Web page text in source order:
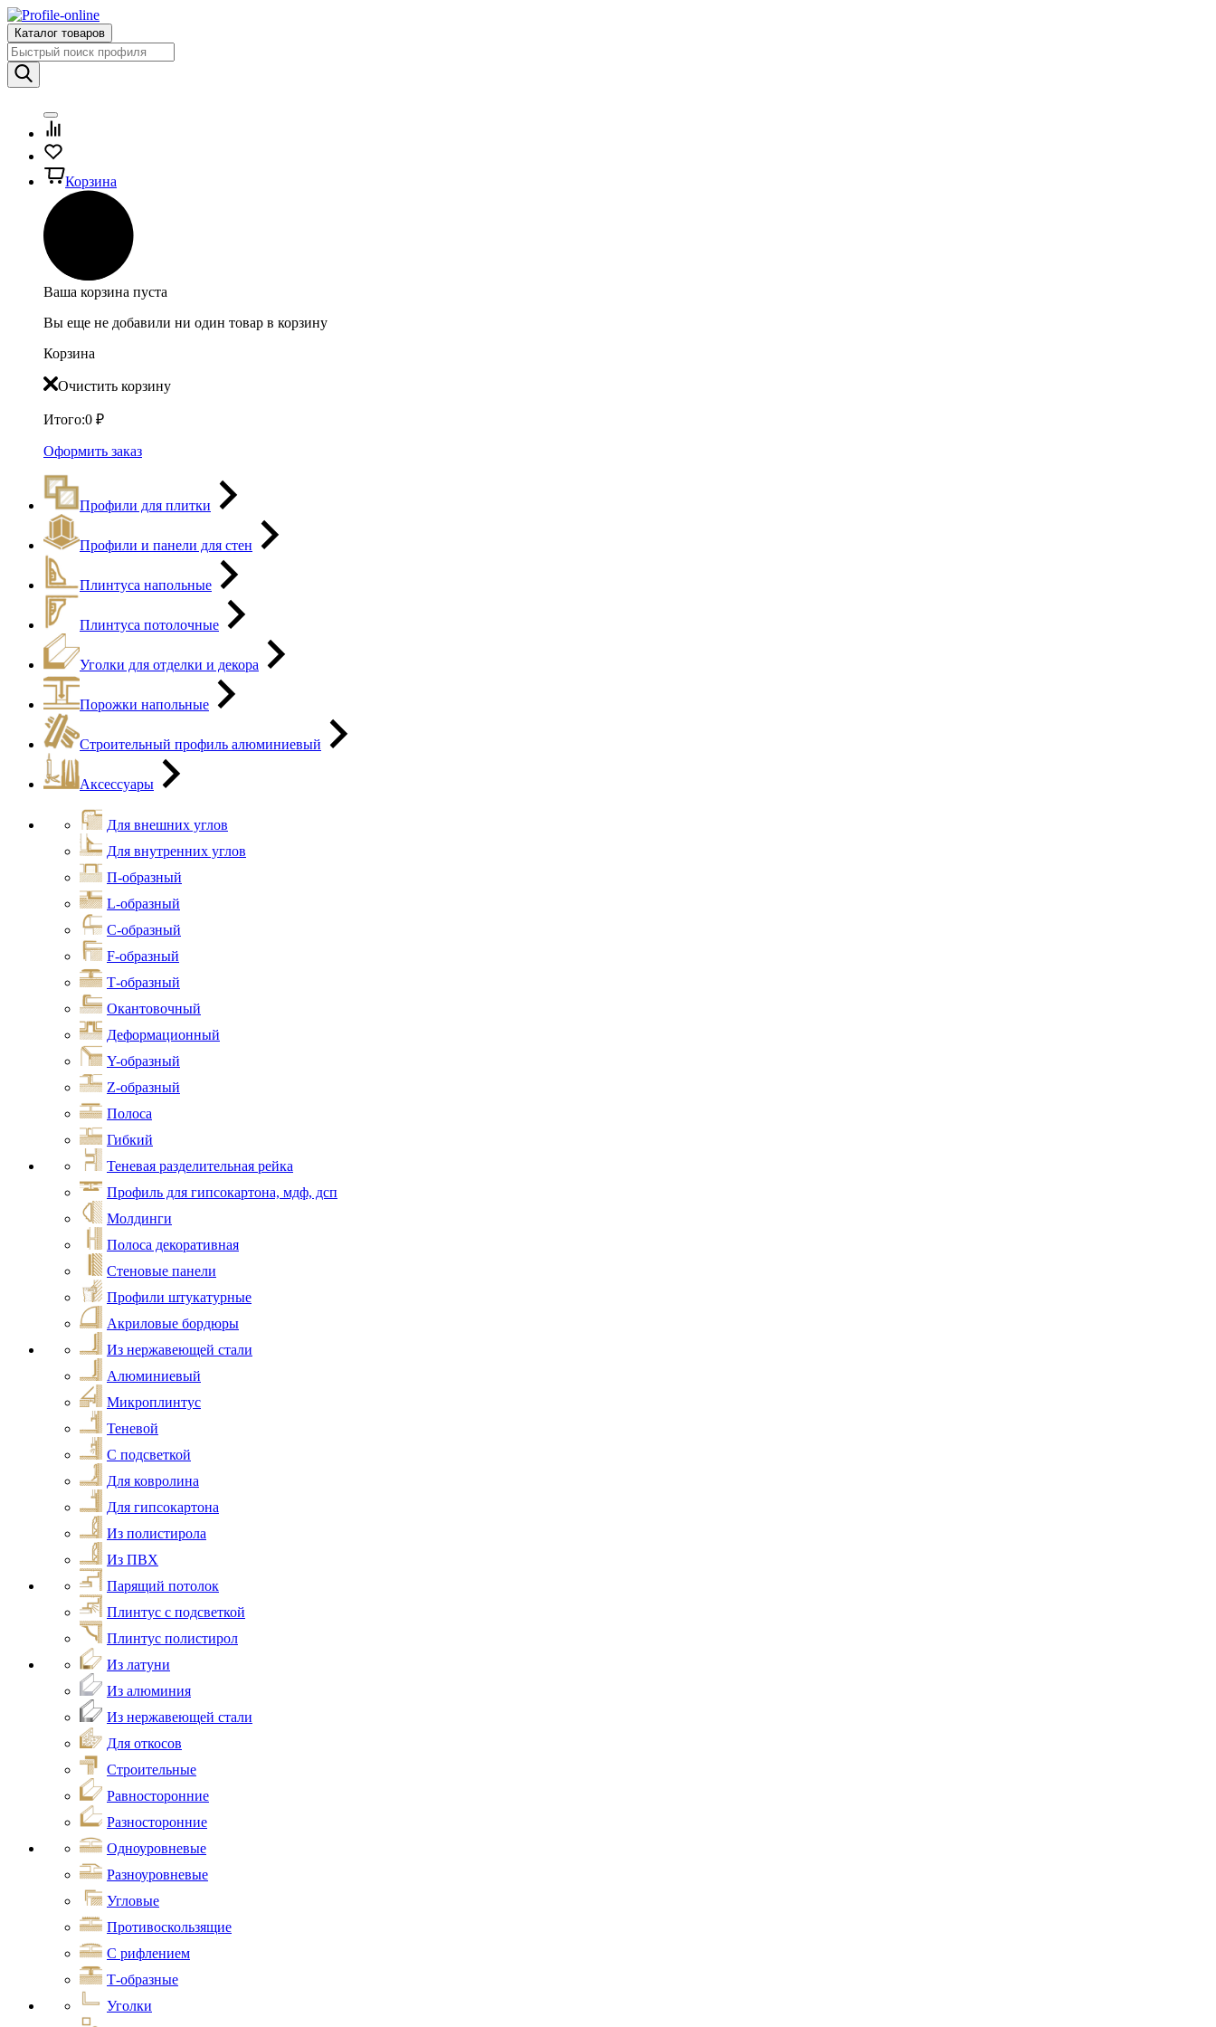
Каталог товаров
Корзина
Ваша корзина пуста
Вы еще не добавили ни один товар в корзину
Корзина
Очистить корзину
Итого:0 ₽
Оформить заказ
Профили для плитки
Профили и панели для стен
Плинтуса напольные
Плинтуса потолочные
Уголки для отделки и декора
Порожки напольные
Строительный профиль алюминиевый
Аксессуары
Для внешних углов
Для внутренних углов
П-образный
L-образный
С-образный
F-образный
Т-образный
Окантовочный
Деформационный
Y-образный
Z-образный
Полоса
Гибкий
Теневая разделительная рейка
Профиль для гипсокартона, мдф, дсп
Молдинги
Полоса декоративная
Стеновые панели
Профили штукатурные
Акриловые бордюры
Из нержавеющей стали
Алюминиевый
Микроплинтус
Теневой
С подсветкой
Для ковролина
Для гипсокартона
Из полистирола
Из ПВХ
Парящий потолок
Плинтус с подсветкой
Плинтус полистирол
Из латуни
Из алюминия
Из нержавеющей стали
Для откосов
Строительные
Равносторонние
Разносторонние
Одноуровневые
Разноуровневые
Угловые
Противоскользящие
С рифлением
Т-образные
Уголки